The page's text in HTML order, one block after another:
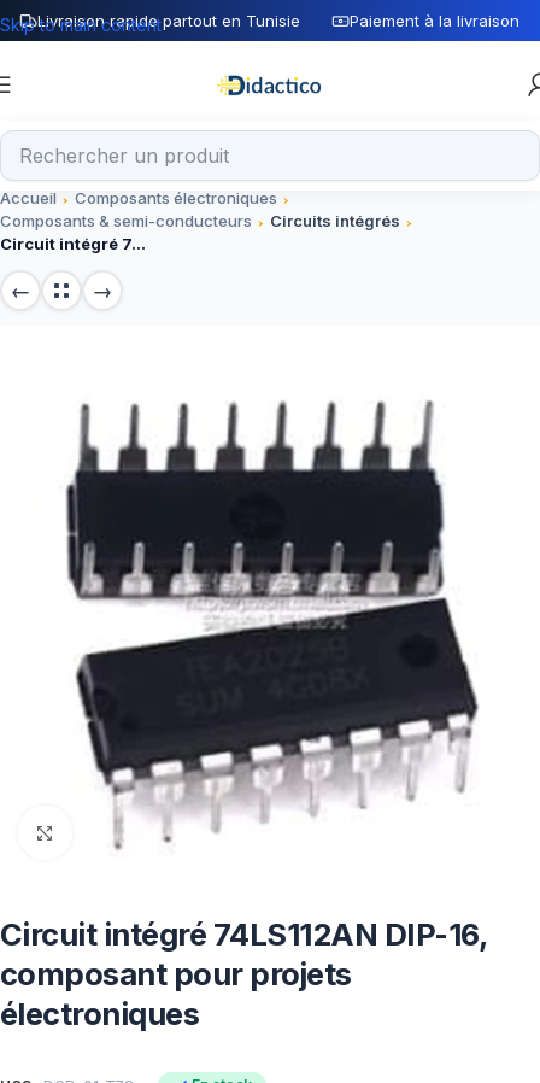
Livraison rapide partout en Tunisie Paiement à la livraison
Skip to main content
Accueil
Composants électroniques
Composants & semi-conducteurs
Circuits intégrés
Circuit intégré 74LS112AN DIP-16, composant pour projets électroniques
Click to enlarge
Circuit intégré 74LS112AN DIP-16,
composant pour projets
électroniques